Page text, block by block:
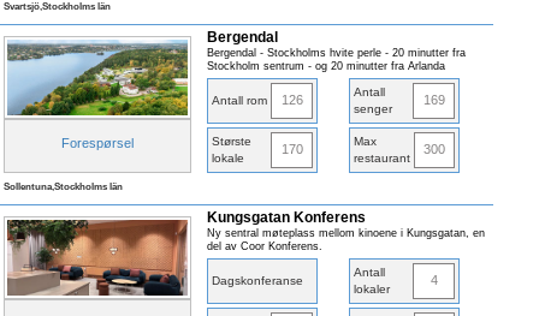
Svartsjö,Stockholms län
Forespørsel
Bergendal
Bergendal - Stockholms hvite perle - 20 minutter fra
Stockholm sentrum - og 20 minutter fra Arlanda
Antall rom 126
Antall
senger
169
Største
lokale
170
Max
restaurant
300
Sollentuna,Stockholms län
Kungsgatan Konferens
Ny sentral møteplass mellom kinoene i Kungsgatan, en
del av Coor Konferens.
Dagskonferanse
Antall
lokaler
4